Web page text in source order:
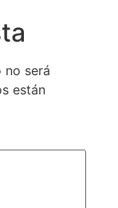
no será
están